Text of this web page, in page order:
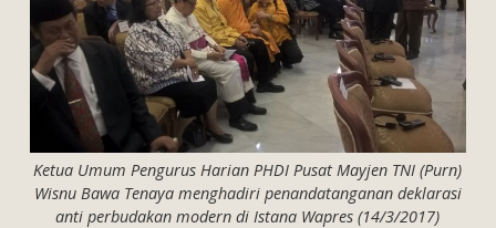
Ketua Umum Pengurus Harian PHDI Pusat Mayjen TNI (Purn)
Wisnu Bawa Tenaya menghadiri penandatanganan deklarasi
anti perbudakan modern di Istana Wapres (14/3/2017)